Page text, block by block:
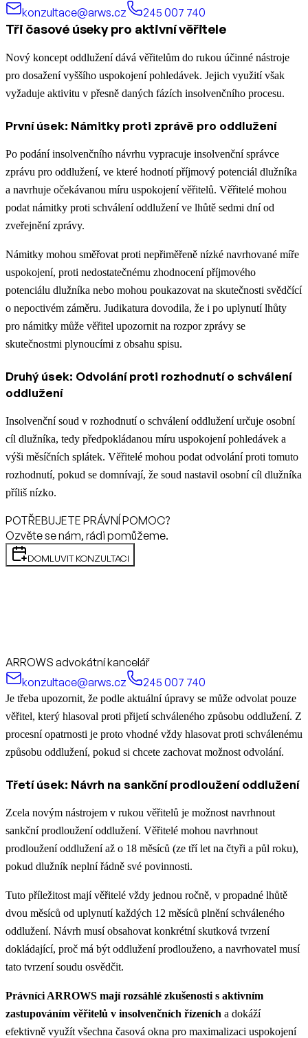
konzultace@arws.cz
245 007 740
Tři časové úseky pro aktivní věřitele
Nový koncept oddlužení dává věřitelům do rukou účinné nástroje
pro dosažení vyššího uspokojení pohledávek. Jejich využití však
vyžaduje aktivitu v přesně daných fázích insolvenčního procesu.
První úsek: Námitky proti zprávě pro oddlužení
Po podání insolvenčního návrhu vypracuje insolvenční správce
zprávu pro oddlužení, ve které hodnotí příjmový potenciál dlužníka
a navrhuje očekávanou míru uspokojení věřitelů. Věřitelé mohou
podat námitky proti schválení oddlužení ve lhůtě sedmi dní od
zveřejnění zprávy.
Námitky mohou směřovat proti nepřiměřeně nízké navrhované míře
uspokojení, proti nedostatečnému zhodnocení příjmového
potenciálu dlužníka nebo mohou poukazovat na skutečnosti svědčící
o nepoctivém záměru. Judikatura dovodila, že i po uplynutí lhůty
pro námitky může věřitel upozornit na rozpor zprávy se
skutečnostmi plynoucími z obsahu spisu.
Druhý úsek: Odvolání proti rozhodnutí o schválení
oddlužení
Insolvenční soud v rozhodnutí o schválení oddlužení určuje osobní
cíl dlužníka, tedy předpokládanou míru uspokojení pohledávek a
výši měsíčních splátek. Věřitelé mohou podat odvolání proti tomuto
rozhodnutí, pokud se domnívají, že soud nastavil osobní cíl dlužníka
příliš nízko.
POTŘEBUJETE PRÁVNÍ POMOC?
Ozvěte se nám, rádi pomůžeme.
DOMLUVIT KONZULTACI
ARROWS advokátní kancelář
konzultace@arws.cz
245 007 740
Je třeba upozornit, že podle aktuální úpravy se může odvolat pouze
věřitel, který hlasoval proti přijetí schváleného způsobu oddlužení. Z
procesní opatrnosti je proto vhodné vždy hlasovat proti schválenému
způsobu oddlužení, pokud si chcete zachovat možnost odvolání.
Třetí úsek: Návrh na sankční prodloužení oddlužení
Zcela novým nástrojem v rukou věřitelů je možnost navrhnout
sankční prodloužení oddlužení. Věřitelé mohou navrhnout
prodloužení oddlužení až o 18 měsíců (ze tří let na čtyři a půl roku),
pokud dlužník neplní řádně své povinnosti.
Tuto příležitost mají věřitelé vždy jednou ročně, v propadné lhůtě
dvou měsíců od uplynutí každých 12 měsíců plnění schváleného
oddlužení. Návrh musí obsahovat konkrétní skutková tvrzení
dokládající, proč má být oddlužení prodlouženo, a navrhovatel musí
tato tvrzení soudu osvědčit.
Právníci ARROWS mají rozsáhlé zkušenosti s aktivním
zastupováním věřitelů v insolvenčních řízeních a dokáží
efektivně využít všechna časová okna pro maximalizaci uspokojení